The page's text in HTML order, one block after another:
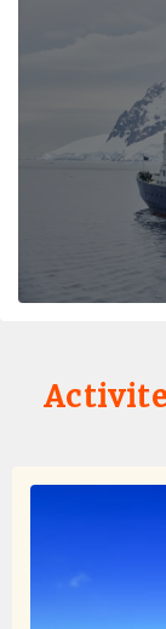
Rund um
bij Jürgen Nill
Ausgezeichnet